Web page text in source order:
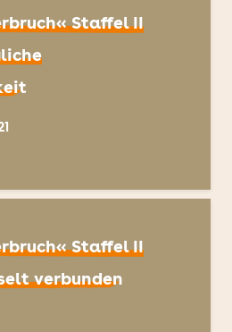
Staffel II
Staffel II
verbunden